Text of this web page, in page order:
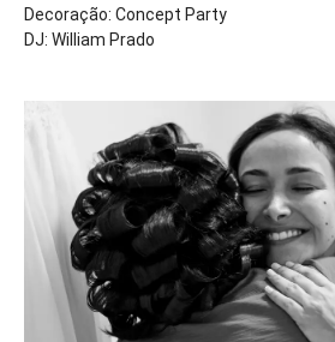
Decoração: Concept Party
DJ: William Prado